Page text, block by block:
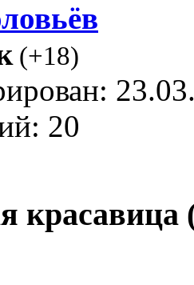
(+18)
20
красавица